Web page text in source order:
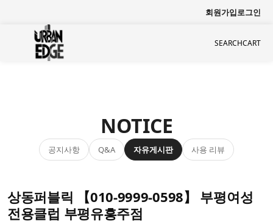
회원가입로그인
SEARCHCART
NOTICE
공지사항 Q&A 자유게시판 사용 리뷰
상동퍼블릭 【010-9999-0598】 부평여성
전용클럽 부평유흥주점